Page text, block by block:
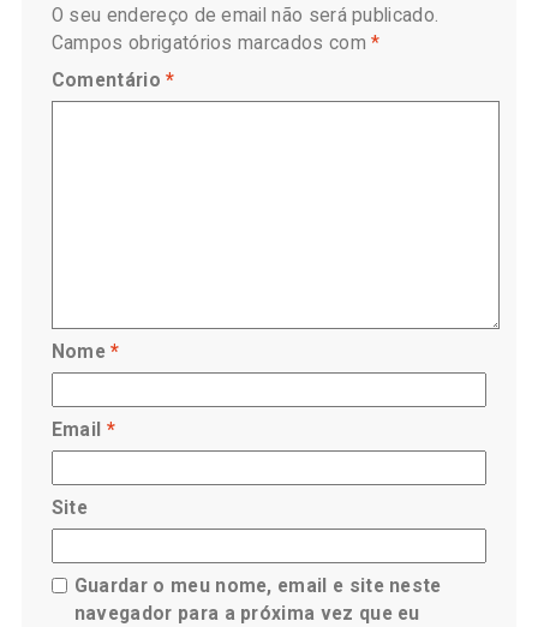
O seu endereço de email não será publicado.
Campos obrigatórios marcados com*
Comentário*
Nome*
Email *
Site
Guardar o meu nome, email e site neste
navegador para a próxima vez que eu